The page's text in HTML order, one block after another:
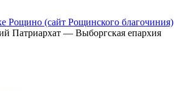
Рощино (сайт Рощинского благочиния)
Патриархат — Выборгская епархия